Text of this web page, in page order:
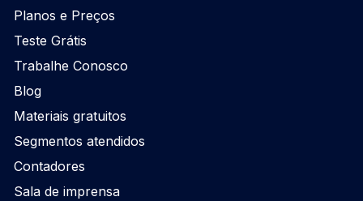
Planos e Preços
Teste Grátis
Trabalhe Conosco
Blog
Materiais gratuitos
Segmentos atendidos
Contadores
Sala de imprensa